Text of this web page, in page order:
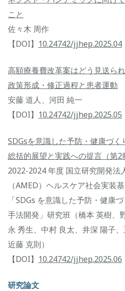
こと
佐々木 周作
【DOI】 10.24742/jjhep.2025.04
高額療養費改革案はどう見送ら
政策形成・修正過程と患者運動
安藤 道人、河田 純一
【DOI】 10.24742/jjhep.2025.05
SDGsを意識した予防・健康づく
総括的展望と実践への提言（第2
2022-2024 年度 国立研究開発法
（AMED）ヘルスケア社会実装
「SDGs を意識した予防・健康
手法開発」研究班（橋本 英樹、
永 秀生、中村 良太、井深 陽子、
近藤 克則）
【DOI】 10.24742/jjhep.2025.06
研究論文